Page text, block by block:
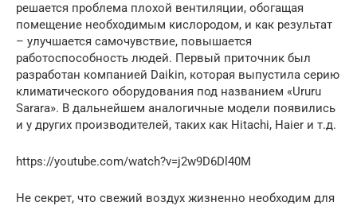
решается проблема плохой вентиляции, обогащая
помещение необходимым кислородом, и как результат
– улучшается самочувствие, повышается
работоспособность людей. Первый приточник был
разработан компанией Daikin, которая выпустила серию
климатического оборудования под названием «Ururu
Sarara». В дальнейшем аналогичные модели появились
и у других производителей, таких как Hitachi, Haier и т.д.
https://youtube.com/watch?v=j2w9D6Dl40M
Не секрет, что свежий воздух жизненно необходим для